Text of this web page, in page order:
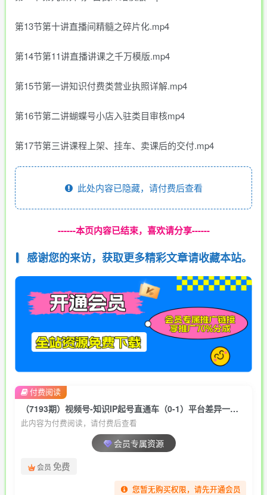
第13节第十讲直播间精髓之碎片化.mp4
第14节第11讲直播讲课之千万模版.mp4
第15节第一讲知识付费类营业执照详解.mp4
第16节第二讲蝴蝶号小店入驻类目审核mp4
第17节第三讲课程上架、挂车、卖课后的交付.mp4
此处内容已隐藏，请付费后查看
------本页内容已结束，喜欢请分享------
感谢您的来访，获取更多精彩文章请收藏本站。
（7193期）视频号-知识IP起号直通车（0-1）平台差异一次讲透入局分析打法指南（实战
此内容为付费阅读，请付费后查看
会员专属资源
会员 免费
您暂无购买权限，请先开通会员
付费阅读